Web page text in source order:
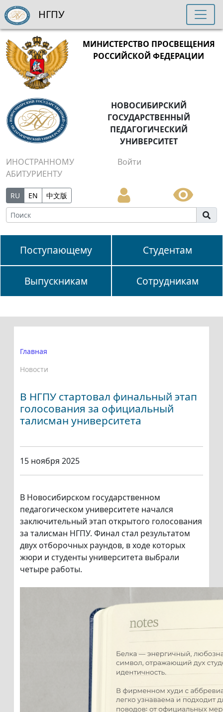
МИНИСТЕРСТВО ПРОСВЕЩЕНИЯ
РОССИЙСКОЙ ФЕДЕРАЦИИ
НОВОСИБИРСКИЙ
ГОСУДАРСТВЕННЫЙ
ПЕДАГОГИЧЕСКИЙ
УНИВЕРСИТЕТ
ИНОСТРАННОМУ
АБИТУРИЕНТУ
Войти
RU EN 中文版
Поступающему Студентам
Выпускникам Сотрудникам
НГПУ
Главная
Новости
В НГПУ стартовал финальный этап
голосования за официальный
талисман университета
15 ноября 2025
В Новосибирском государственном
педагогическом университете начался
заключительный этап открытого голосования
за талисман НГПУ. Финал стал результатом
двух отборочных раундов, в ходе которых
жюри и студенты университета выбрали
четыре работы.